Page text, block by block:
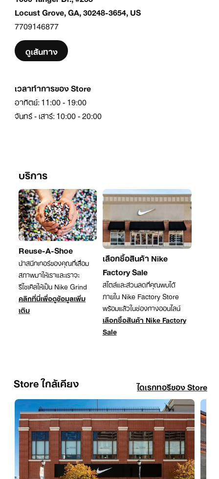
Locust Grove, GA, 30248-3654, US
7709146877
ดูเส้นทาง
เวลาทำการของ Store
อาทิตย์: 11:00 - 19:00
จันทร์ - เสาร์: 10:00 - 20:00
บริการ
Reuse-A-Shoe
นำสนีกเกอร์ของคุณที่เสื่อม
สภาพมาให้เราและเราจะ
รีไซเคิลให้เป็น Nike Grind
คลิกที่นี่เพื่อดูข้อมูลเพิ่ม
เติม
เลือกซื้อสินค้า Nike
Factory Sale
สไตล์และส่วนลดที่คุณพบได้
ภายใน Nike Factory Store
พร้อมแล้วในช่องทางออนไลน์
เลือกซื้อสินค้า Nike Factory
Sale
Store ใกล้เคียง ไดเรกทอรีของ Store